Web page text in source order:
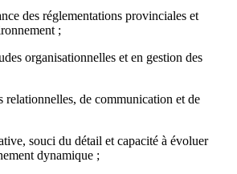
des réglementations provinciales et
;
organisationnelles et en gestion des
relationnelles, de communication et de
souci du détail et capacité à évoluer
dynamique ;